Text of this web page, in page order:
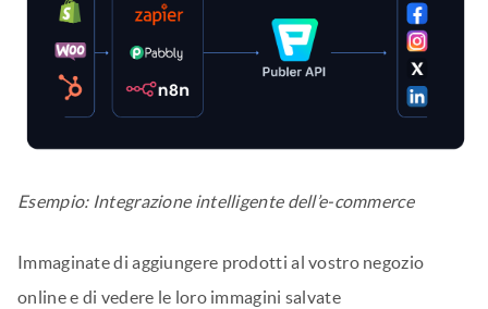
Esempio: Integrazione intelligente dell’e-commerce
Immaginate di aggiungere prodotti al vostro negozio
online e di vedere le loro immagini salvate